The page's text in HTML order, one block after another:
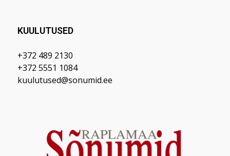
KUULUTUSED
+372 489 2130
+372 5551 1084
kuulutused@sonumid.ee